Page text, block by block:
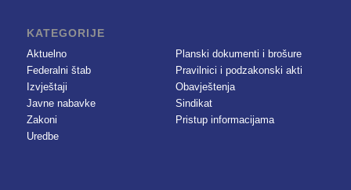
KATEGORIJE
Aktuelno
Federalni štab
Izvještaji
Javne nabavke
Zakoni
Uredbe
Planski dokumenti i brošure
Pravilnici i podzakonski akti
Obavještenja
Sindikat
Pristup informacijama